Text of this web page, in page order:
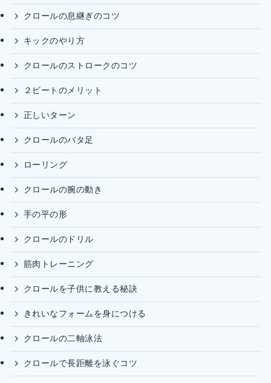
クロールの息継ぎのコツ
キックのやり方
クロールのストロークのコツ
２ビートのメリット
正しいターン
クロールのバタ足
ローリング
クロールの腕の動き
手の平の形
クロールのドリル
筋肉トレーニング
クロールを子供に教える秘訣
きれいなフォームを身につける
クロールの二軸泳法
クロールで長距離を泳ぐコツ